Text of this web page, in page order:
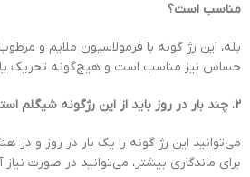
مناسب است؟
بله، این رژ گونه با فرمولاسیون ملایم و
حساس نیز مناسب است و هیچ‌گونه تحریک یا
2. چند بار در روز باید از این رژگونه شیگلم استفاده کرد؟
می‌توانید این رژ گونه را یک بار در روز و در
برای ماندگاری بیشتر، می‌توانید در صورت نیاز